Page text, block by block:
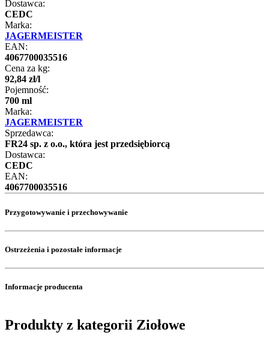
Dostawca:
CEDC
Marka:
JAGERMEISTER
EAN:
4067700035516
Cena za kg:
92,84 zł/l
Pojemność:
700 ml
Marka:
JAGERMEISTER
Sprzedawca:
FR24 sp. z o.o., która jest przedsiębiorcą
Dostawca:
CEDC
EAN:
4067700035516
Przygotowywanie i przechowywanie
Ostrzeżenia i pozostałe informacje
Informacje producenta
Produkty z kategorii Ziołowe